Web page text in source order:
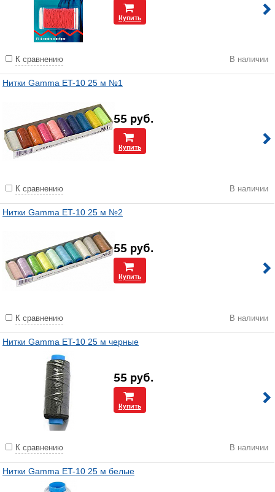
Купить
К сравнению В наличии
Нитки Gamma ET-10 25 м №1
55 руб.
Купить
К сравнению В наличии
Нитки Gamma ET-10 25 м №2
55 руб.
Купить
К сравнению В наличии
Нитки Gamma ET-10 25 м черные
55 руб.
Купить
К сравнению В наличии
Нитки Gamma ET-10 25 м белые